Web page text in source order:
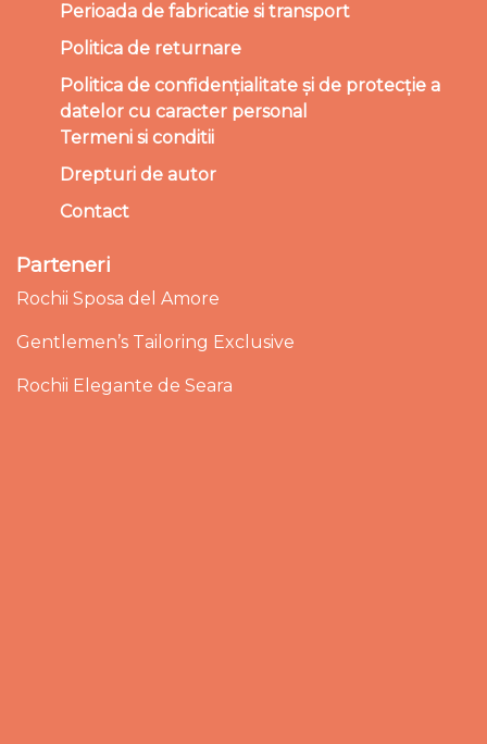
Perioada de fabricatie si transport
Politica de returnare
Politica de confidențialitate și de protecție a
datelor cu caracter personal
Termeni si conditii
Drepturi de autor
Contact
Parteneri
Rochii Sposa del Amore
Gentlemen’s Tailoring Exclusive
Rochii Elegante de Seara